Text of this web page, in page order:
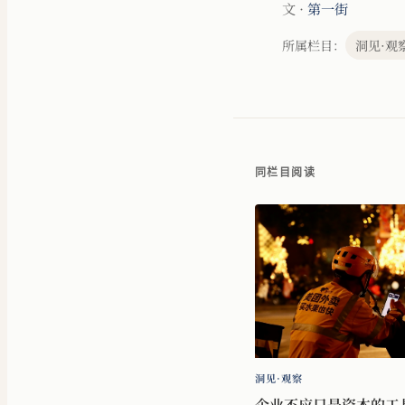
文 · 第一街
所属栏目： 洞见·观
同栏目阅读
洞见·观察